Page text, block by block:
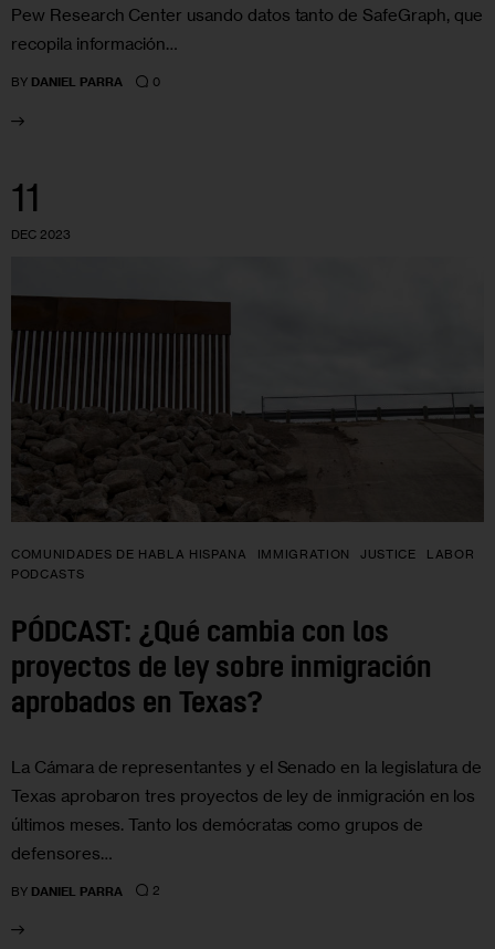
Pew Research Center usando datos tanto de SafeGraph, que
recopila información…
BY DANIEL PARRA 0
11
DEC 2023
COMUNIDADES DE HABLA HISPANA IMMIGRATION JUSTICE
LABOR
PODCASTS
PÓDCAST: ¿Qué cambia con los
proyectos de ley sobre inmigración
aprobados en Texas?
La Cámara de representantes y el Senado en la legislatura de
Texas aprobaron tres proyectos de ley de inmigración en los
últimos meses. Tanto los demócratas como grupos de
defensores…
BY DANIEL PARRA 2